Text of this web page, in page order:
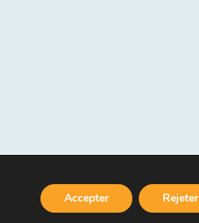
Accepter Rejeter